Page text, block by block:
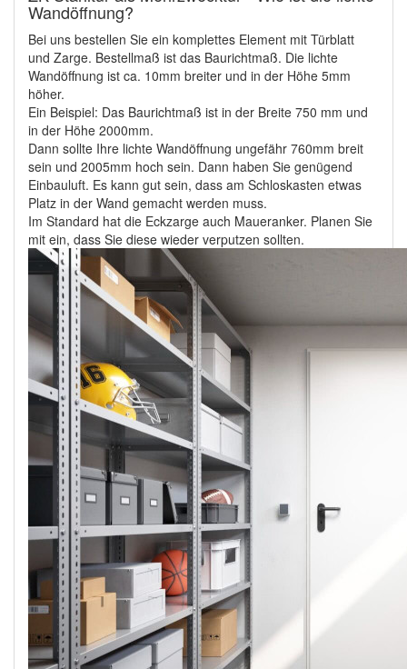
Wandöffnung?
Bei uns bestellen Sie ein komplettes Element mit Türblatt
und Zarge. Bestellmaß ist das Baurichtmaß. Die lichte
Wandöffnung ist ca. 10mm breiter und in der Höhe 5mm
höher.
Ein Beispiel: Das Baurichtmaß ist in der Breite 750 mm und
in der Höhe 2000mm.
Dann sollte Ihre lichte Wandöffnung ungefähr 760mm breit
sein und 2005mm hoch sein. Dann haben Sie genügend
Einbauluft. Es kann gut sein, dass am Schloskasten etwas
Platz in der Wand gemacht werden muss.
Im Standard hat die Eckzarge auch Maueranker. Planen Sie
mit ein, dass Sie diese wieder verputzen sollten.